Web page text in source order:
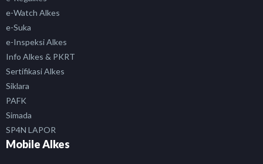
e-Watch Alkes
e-Suka
e-Inspeksi Alkes
Info Alkes & PKRT
Sertifikasi Alkes
Siklara
PAFK
Simada
SP4N LAPOR
Mobile Alkes